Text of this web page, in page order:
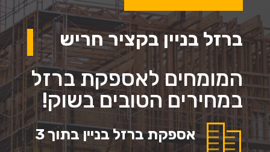
ברזל בניין בקציר חריש
המומחים לאספקת ברזל
במחירים הטובים בשוק!
אספקת ברזל בניין בתוך 3